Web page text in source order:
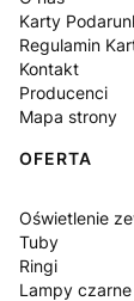
Karty
Regulamin
Kontakt
Producenci
Mapa strony
OFERTA
Oświetlenie
Tuby
Ringi
Lampy czarne